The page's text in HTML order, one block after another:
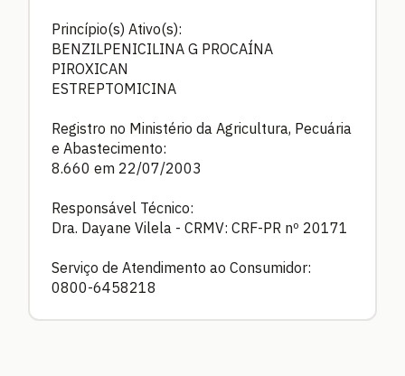
Princípio(s) Ativo(s):
BENZILPENICILINA G PROCAÍNA
PIROXICAN
ESTREPTOMICINA
Registro no Ministério da Agricultura, Pecuária
e Abastecimento:
8.660 em 22/07/2003
Responsável Técnico:
Dra. Dayane Vilela - CRMV: CRF-PR nº 20171
Serviço de Atendimento ao Consumidor:
0800-6458218